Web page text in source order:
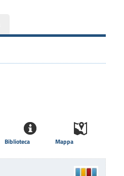
Mappa
Biblioteca